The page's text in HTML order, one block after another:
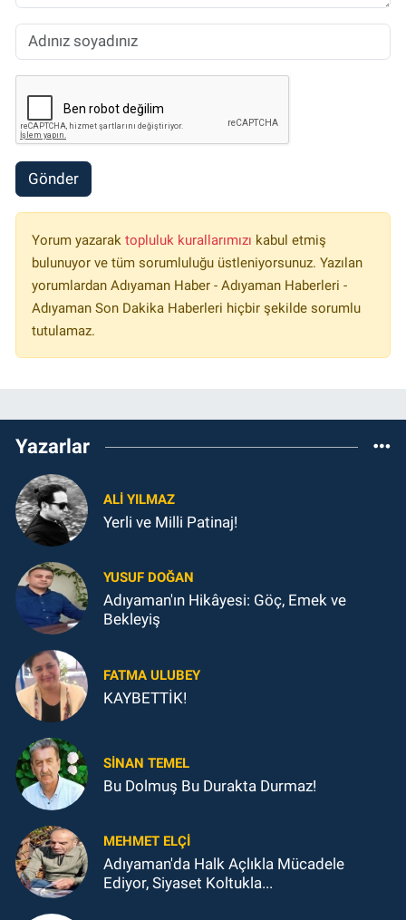
Gönder
Yorum yazarak topluluk kurallarımızı kabul etmiş
bulunuyor ve tüm sorumluluğu üstleniyorsunuz. Yazılan
yorumlardan Adıyaman Haber - Adıyaman Haberleri -
Adıyaman Son Dakika Haberleri hiçbir şekilde sorumlu
tutulamaz.
Yazarlar
ALI YILMAZ
Yerli ve Milli Patinaj!
YUSUF DOĞAN
Adıyaman'ın Hikâyesi: Göç, Emek ve
Bekleyiş
FATMA ULUBEY
KAYBETTİK!
SINAN TEMEL
Bu Dolmuş Bu Durakta Durmaz!
MEHMET ELÇI
Adıyaman'da Halk Açlıkla Mücadele
Ediyor, Siyaset Koltukla...